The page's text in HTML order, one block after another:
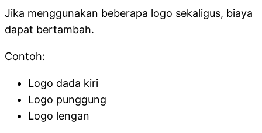
Jika menggunakan beberapa logo sekaligus, biaya
dapat bertambah.
Contoh:
Logo dada kiri
Logo punggung
Logo lengan